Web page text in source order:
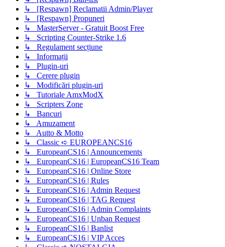
↳ [Respawn] Reclamatii Admin/Player
↳ [Respawn] Propuneri
↳ MasterServer - Gratuit Boost Free
↳ Scripting Counter-Strike 1.6
↳ Regulament secțiune
↳ Informații
↳ Plugin-uri
↳ Cerere plugin
↳ Modificări plugin-uri
↳ Tutoriale AmxModX
↳ Scripters Zone
↳ Bancuri
↳ Amuzament
↳ Autto & Motto
↳ Classic ➪ EUROPEANCS16
↳ EuropeanCS16 | Announcements
↳ EuropeanCS16 | EuropeanCS16 Team
↳ EuropeanCS16 | Online Store
↳ EuropeanCS16 | Rules
↳ EuropeanCS16 | Admin Request
↳ EuropeanCS16 | TAG Request
↳ EuropeanCS16 | Admin Complaints
↳ EuropeanCS16 | Unban Request
↳ EuropeanCS16 | Banlist
↳ EuropeanCS16 | VIP Acces